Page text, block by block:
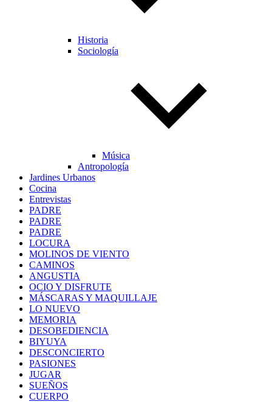
Historia
Sociología
Música
Antropología
Jardines Urbanos
Cocina
Entrevistas
PADRE
PADRE
PADRE
LOCURA
MOLINOS DE VIENTO
CAMINOS
ANGUSTIA
OCIO Y DISFRUTE
MÁSCARAS Y MAQUILLAJE
LO NUEVO
MEMORIA
DESOBEDIENCIA
BIYUYA
DESCONCIERTO
PASIONES
JUGAR
SUEÑOS
CUERPO